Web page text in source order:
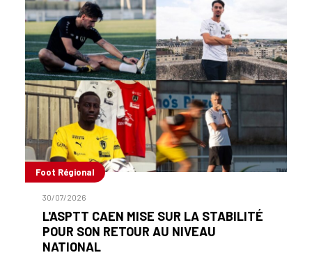
Foot Régional
30/07/2026
L'ASPTT CAEN MISE SUR LA STABILITÉ
POUR SON RETOUR AU NIVEAU
NATIONAL